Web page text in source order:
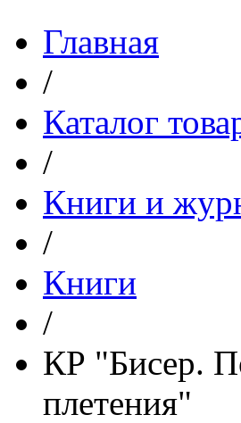
Главная
/
Каталог
/
Книги и
/
Книги
/
КР "Бисер.
плетения"